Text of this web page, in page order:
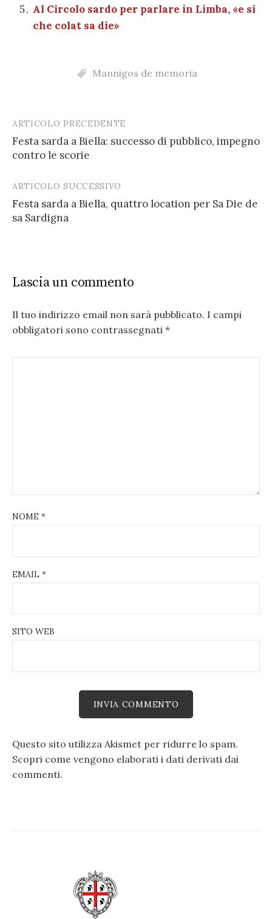
Al Circolo sardo per parlare in Limba, «e si
che colat sa die»
Mannigos de memoria
Post
navigation
ARTICOLO PRECEDENTE
Festa sarda a Biella: successo di pubblico, impegno
contro le scorie
ARTICOLO SUCCESSIVO
Festa sarda a Biella, quattro location per Sa Die de
sa Sardigna
Lascia un commento
Il tuo indirizzo email non sarà pubblicato. I campi
obbligatori sono contrassegnati *
NOME *
EMAIL *
SITO WEB
Questo sito utilizza Akismet per ridurre lo spam.
Scopri come vengono elaborati i dati derivati dai
commenti.